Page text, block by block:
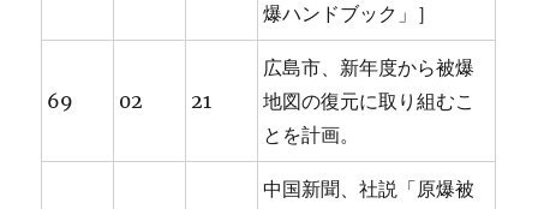
爆ハンドブック」］
69 02 21
広島市、新年度から被爆
地図の復元に取り組むこ
とを計画。
中国新聞、社説「原爆被